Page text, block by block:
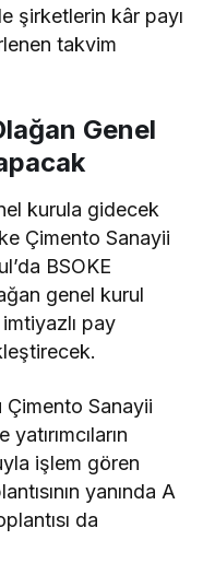
şirketlerin kâr payı
takvim
Genel
kurula gidecek
Çimento Sanayii
BSOKE
genel kurul
imtiyazlı pay
Çimento Sanayii
işlem gören
yanında A
da